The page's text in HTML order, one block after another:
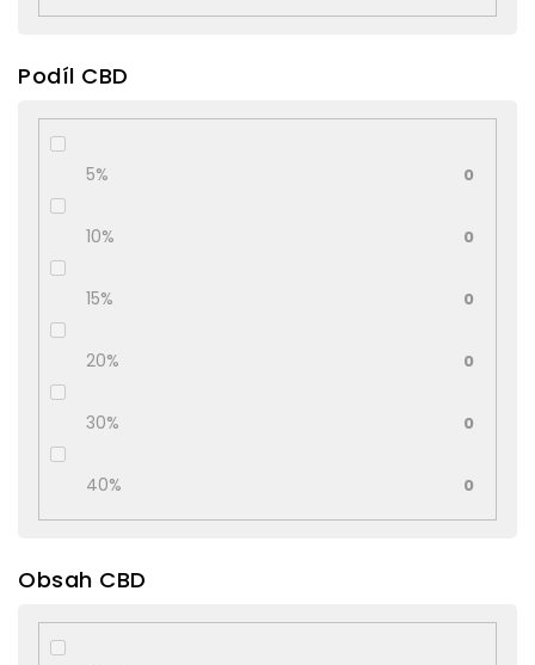
Podíl CBD
5% 0
10% 0
15% 0
20% 0
30% 0
40% 0
Obsah CBD